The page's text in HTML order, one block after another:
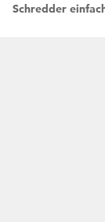
Schredder